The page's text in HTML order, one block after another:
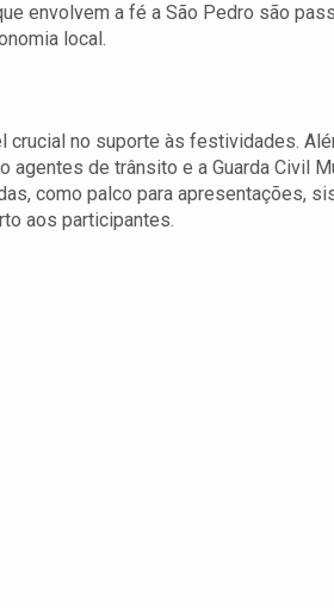
envolvem a fé a São Pedro são
local.
no suporte às festividades.
de trânsito e a Guarda Civil
como palco para apresentações,
aos participantes.